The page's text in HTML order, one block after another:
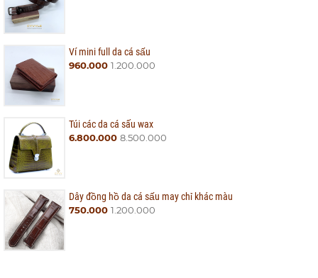
Ví mini full da cá sấu
960.000 1.200.000
Túi các da cá sấu wax
6.800.000 8.500.000
Dây đồng hồ da cá sấu may chỉ khác màu
750.000 1.200.000